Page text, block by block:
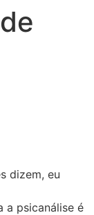
dizem, eu
a psicanálise é